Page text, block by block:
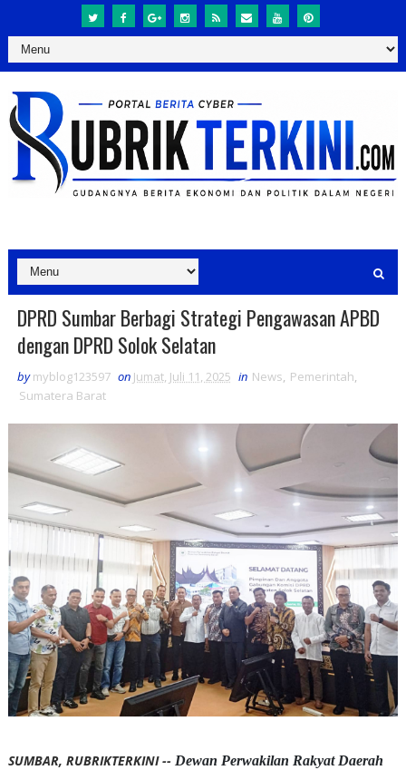
DPRD Sumbar Berbagi Strategi Pengawasan APBD
dengan DPRD Solok Selatan
by myblog123597 on Jumat, Juli 11, 2025 in News, Pemerintah,
Sumatera Barat
SUMBAR, RUBRIKTERKINI -- Dewan Perwakilan Rakyat Daerah